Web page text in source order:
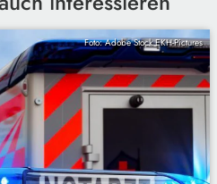
Foto: Adobe Stock EKH-Pictures